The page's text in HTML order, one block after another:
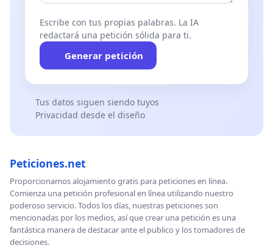
Escribe con tus propias palabras. La IA
redactará una petición sólida para ti.
Generar petición
Tus datos siguen siendo tuyos
Privacidad desde el diseño
Peticiones.net
Proporcionamos alojamiento gratis para peticiones en línea.
Comienza una petición profesional en línea utilizando nuestro
poderoso servicio. Todos los días, nuestras peticiones son
mencionadas por los medios, así que crear una petición es una
fantástica manera de destacar ante el publico y los tomadores de
decisiones.